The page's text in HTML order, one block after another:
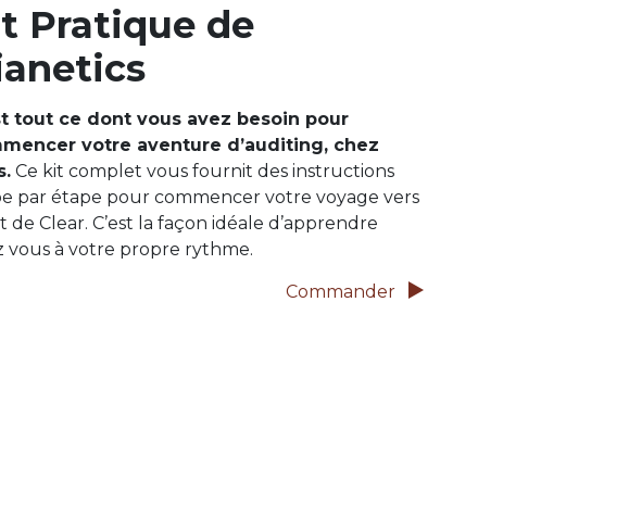
Pratique de
tout ce dont vous avez besoin pour
votre aventure d’auditing, chez
Ce kit complet vous fournit des instructions
par étape pour commencer votre voyage vers
de Clear. C’est la façon idéale d’apprendre
vous à votre propre rythme.
Commander